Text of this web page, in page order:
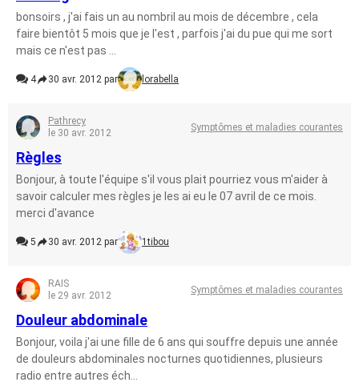
bonsoirs , j'ai fais un au nombril au mois de décembre , cela
faire bientôt 5 mois que je l'est , parfois j'ai du pue qui me sort
mais ce n'est pas ...
4 30 avr. 2012 par lorabella
Pathrecy
le 30 avr. 2012
Symptômes et maladies courantes
Règles
Bonjour, à toute l'équipe s'il vous plait pourriez vous m'aider à
savoir calculer mes règles je les ai eu le 07 avril de ce mois.
merci d'avance
5 30 avr. 2012 par 1tibou
RAIS
le 29 avr. 2012
Symptômes et maladies courantes
Douleur abdominale
Bonjour, voila j'ai une fille de 6 ans qui souffre depuis une année
de douleurs abdominales nocturnes quotidiennes, plusieurs
radio entre autres éch...